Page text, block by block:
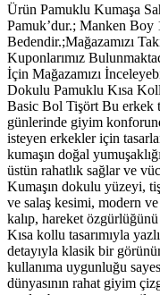
Ürün Pamuklu Kumaşa
Pamuk’dur.; Manken
Bedendir.;Mağazamızı
Kuponlarımız
İçin Mağazamızı
Dokulu Pamuklu Kısa
Basic Bol Tişört Bu erkek
günlerinde giyim
isteyen erkekler için
kumaşın doğal
üstün rahatlık sağlar ve
Kumaşın dokulu yüzeyi,
ve salaş kesimi, modern
kalıp, hareket
Kısa kollu tasarımıyla
detayıyla klasik bir
kullanıma uygunluğu
dünyasının rahat giyim